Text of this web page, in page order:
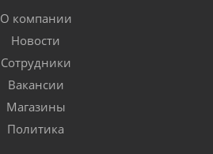
О компании
Новости
Сотрудники
Вакансии
Магазины
Политика